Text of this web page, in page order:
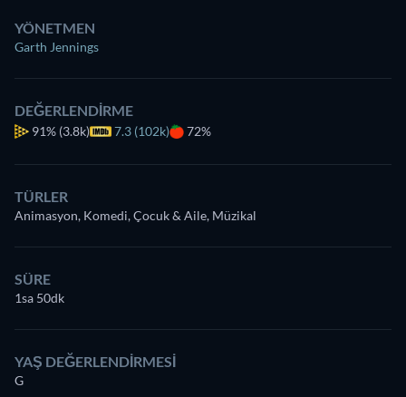
YÖNETMEN
Garth Jennings
DEĞERLENDIRME
91% (3.8k) 7.3 (102k) 72%
TÜRLER
Animasyon, Komedi, Çocuk & Aile, Müzikal
SÜRE
1sa 50dk
YAŞ DEĞERLENDIRMESI
G